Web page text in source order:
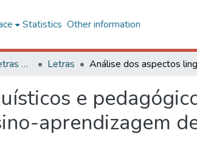
Statistics Other information
Ciências Humanas, Letras e Artes Letras
e
aprendizagem